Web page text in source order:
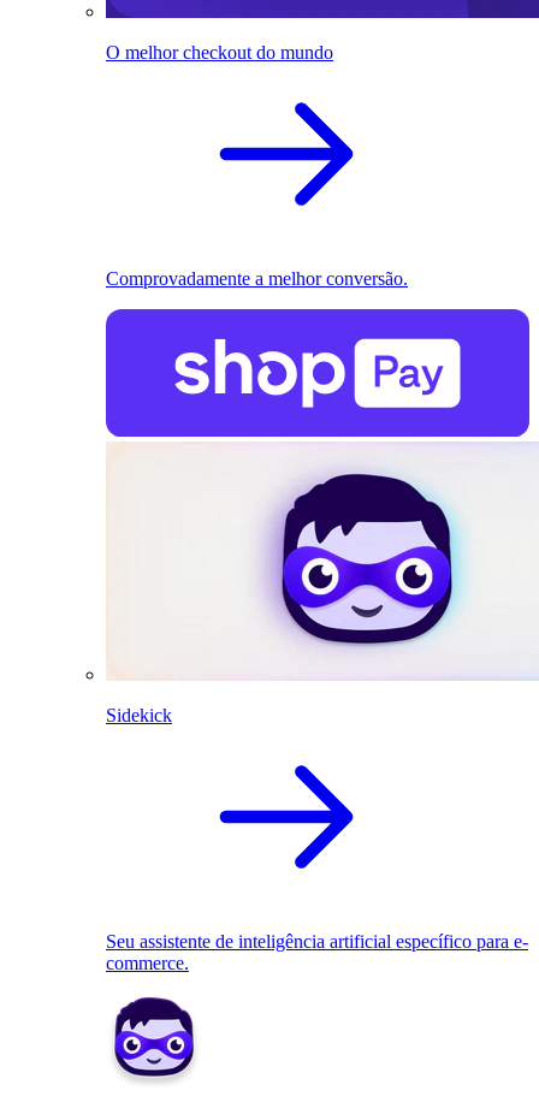
O melhor checkout do mundo
Comprovadamente a melhor conversão.
Sidekick
Seu assistente de inteligência artificial específico para e-
commerce.